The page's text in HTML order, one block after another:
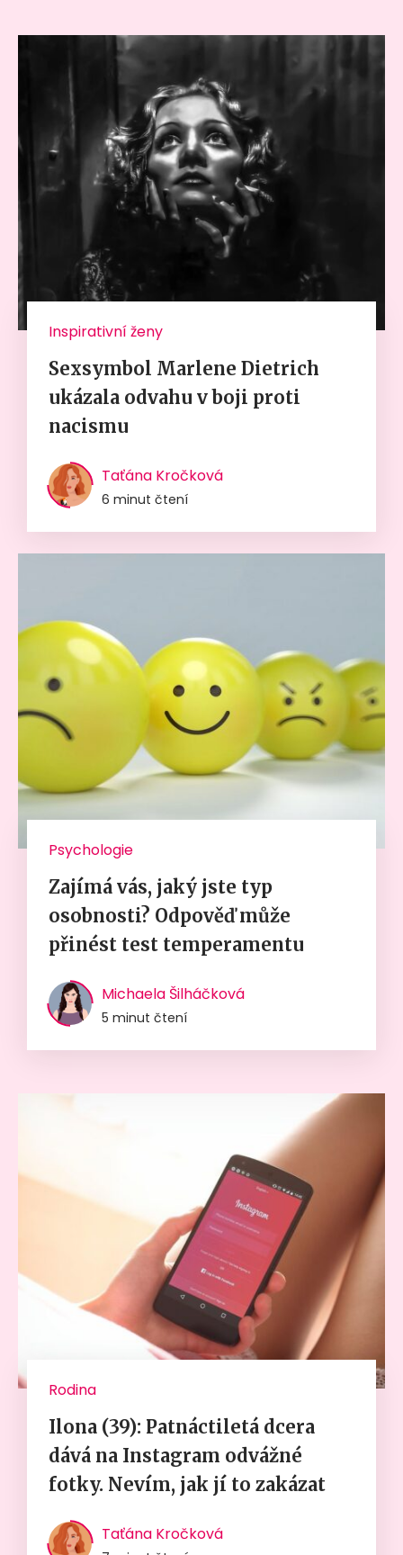
Inspirativní ženy
Sexsymbol Marlene Dietrich
ukázala odvahu v boji proti
nacismu
Taťána Kročková
6 minut čtení
Psychologie
Zajímá vás, jaký jste typ
osobnosti? Odpověď může
přinést test temperamentu
Michaela Šilháčková
5 minut čtení
Rodina
Ilona (39): Patnáctiletá dcera
dává na Instagram odvážné
fotky. Nevím, jak jí to zakázat
Taťána Kročková